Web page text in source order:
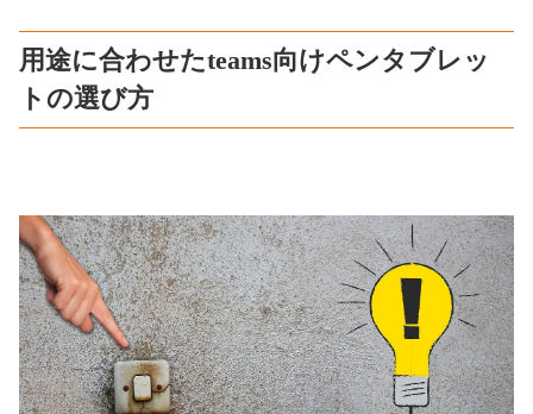
用途に合わせたteams向けペンタブレッ
トの選び方